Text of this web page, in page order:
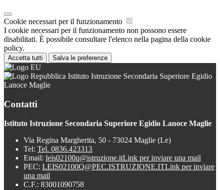
Cookie necessari per il funzionamento
I cookie necessari per il funzionamento non possono essere
disabilitati. È possibile consultare l'elenco nella pagina della cookie
policy.
Accetta tutti Salva le preferenze
Istituto Istruzione Secondaria Superiore Egidio
Lanoce Maglie
Contatti
Istituto Istruzione Secondaria Superiore Egidio Lanoce Maglie
Via Regina Margherita, 50 - 73024 Maglie (Le)
Tel: Tel. 0836.423313
Email: leis02100q@istruzione.itLink per inviare una mail
PEC: LEIS02100Q@PEC.ISTRUZIONE.ITLink per inviare
una mail
C.F.: 83001090758